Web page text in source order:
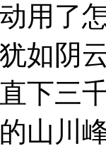
用了
如阴
下三
山川